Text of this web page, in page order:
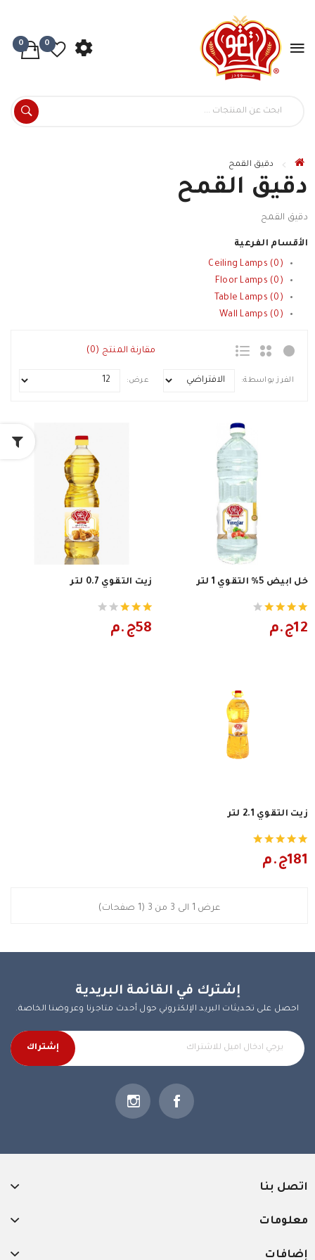
0
0
دقيق القمح
دقيق القمح
دقيق القمح
الأقسام الفرعية
Ceiling Lamps (0)
Floor Lamps (0)
Table Lamps (0)
Wall Lamps (0)
مقارنة المنتج (0)
الفرز بواسطة: عرض:
خل ابيض 5% التقوي 1 لتر
12ج.م
زيت التقوي 0.7 لتر
58ج.م
زيت التقوي 2.1 لتر
181ج.م
عرض 1 الى 3 من 3 (1 صفحات)
إشترك في القائمة البريدية
احصل على تحديثات البريد الإلكتروني حول أحدث متاجرنا وعروضنا الخاصة.
إشتراك
اتصل بنا
معلومات
إضافات